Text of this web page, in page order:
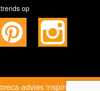
op
advies inspireert